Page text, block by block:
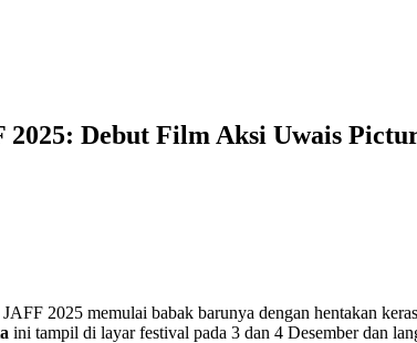
Debut Film Aksi Uwais
2025 memulai babak barunya dengan hentakan
ini tampil di layar festival pada 3 dan 4 Desember dan